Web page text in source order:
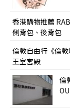
香港購物推薦
側背包、後背包
倫敦自由行《倫
王室宮殿
倫